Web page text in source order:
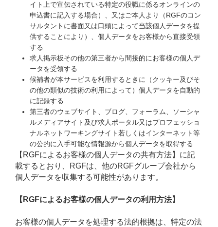
イト上で宣伝されている特定の役職に係るオンラインの
申込書に記入する場合）、又はご本人より（RGFのコン
サルタントに書面又は口頭によって当該個人データを提
供することにより）、個人データをお客様から直接受領
する
求人掲示板その他の第三者から間接的にお客様の個人デ
ータを受領する
候補者が本サービスを利用するときに（クッキー及びそ
の他の類似の技術の利用によって）個人データを自動的
に記録する
第三者のウェブサイト、ブログ、フォーラム、ソーシャ
ルメディアサイト及び求人ポータル又はプロフェッショ
ナルネットワーキングサイト若しくはインターネット等
の公的に入手可能な情報源から個人データを取得する
【RGFによるお客様の個人データの共有方法】に記
載するとおり、RGFは、他のRGFグループ会社から
個人データを収集する可能性があります。
【RGFによるお客様の個人データの利用方法】
お客様の個人データを処理する法的根拠は、特定の法